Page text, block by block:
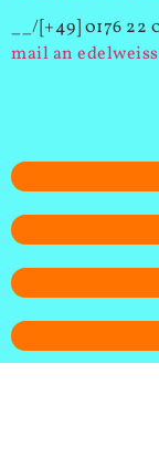
__/[+49] 0176 22
mail an